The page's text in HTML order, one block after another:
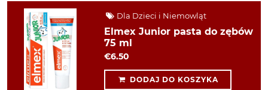
Dla Dzieci i Niemowląt
Elmex Junior pasta do zębów
75 ml
€6.50
DODAJ DO KOSZYKA